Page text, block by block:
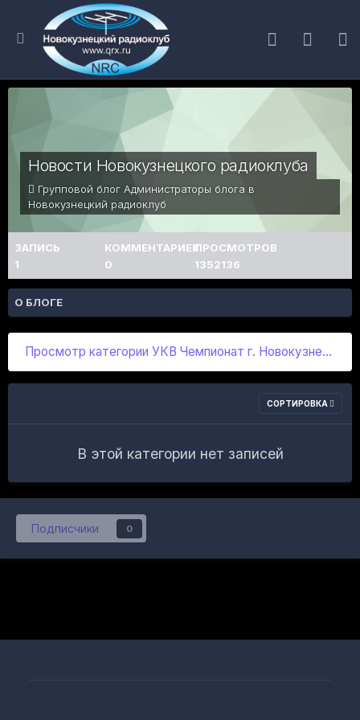
Новости Новокузнецкого радиоклуба
Групповой блог Администраторы блога в
Новокузнецкий радиоклуб
ЗАПИСЬ
1
КОММЕНТАРИЕВ
0
ПРОСМОТРОВ
1352136
О БЛОГЕ
Просмотр категории УКВ Чемпионат г. Новокузнецка
СОРТИРОВКА
В этой категории нет записей
Подписчики 0